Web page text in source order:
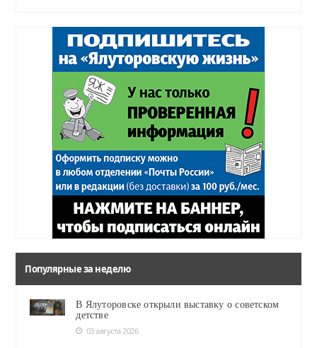
Популярные за неделю
В Ялуторовске открыли выставку о советском
детстве
03 августа 2026